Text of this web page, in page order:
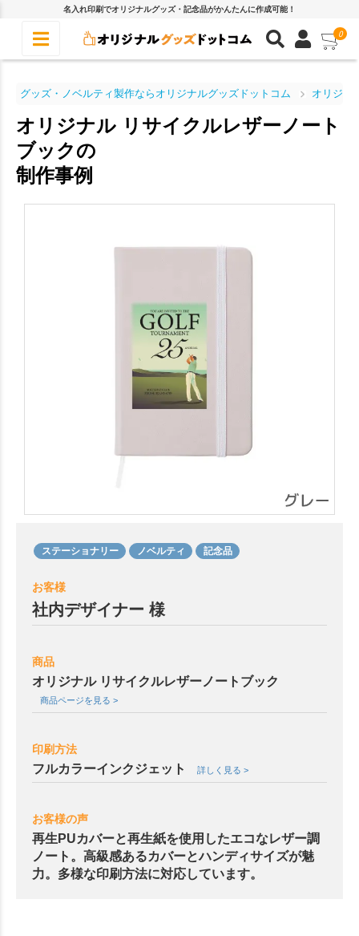
名入れ印刷でオリジナルグッズ・記念品がかんたんに作成可能！
0
グッズ・ノベルティ製作ならオリジナルグッズドットコム オリジナ
オリジナル リサイクルレザーノート
ブックの
制作事例
ステーショナリー ノベルティ 記念品
お客様
社内デザイナー 様
商品
オリジナル リサイクルレザーノートブック
商品ページを見る >
印刷方法
フルカラーインクジェット 詳しく見る >
お客様の声
再生PUカバーと再生紙を使用したエコなレザー調
ノート。高級感あるカバーとハンディサイズが魅
力。多様な印刷方法に対応しています。